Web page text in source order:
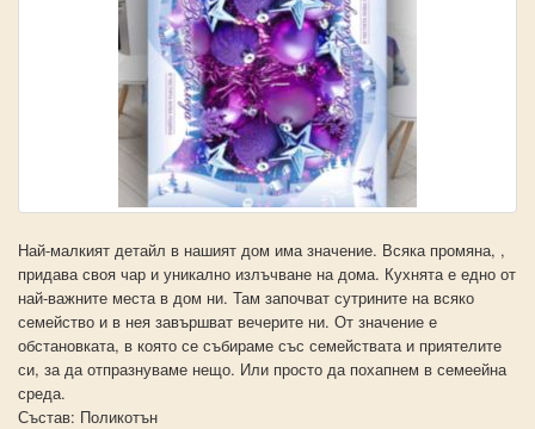
Най-малкият детайл в нашият дом има значение. Всяка промяна, ,
придава своя чар и уникално излъчване на дома. Кухнята е едно от
най-важните места в дом ни. Там започват сутрините на всяко
семейство и в нея завършват вечерите ни. От значение е
обстановката, в която се събираме със семействата и приятелите
си, за да отпразнуваме нещо. Или просто да похапнем в семеейна
среда.
Състав: Поликотън